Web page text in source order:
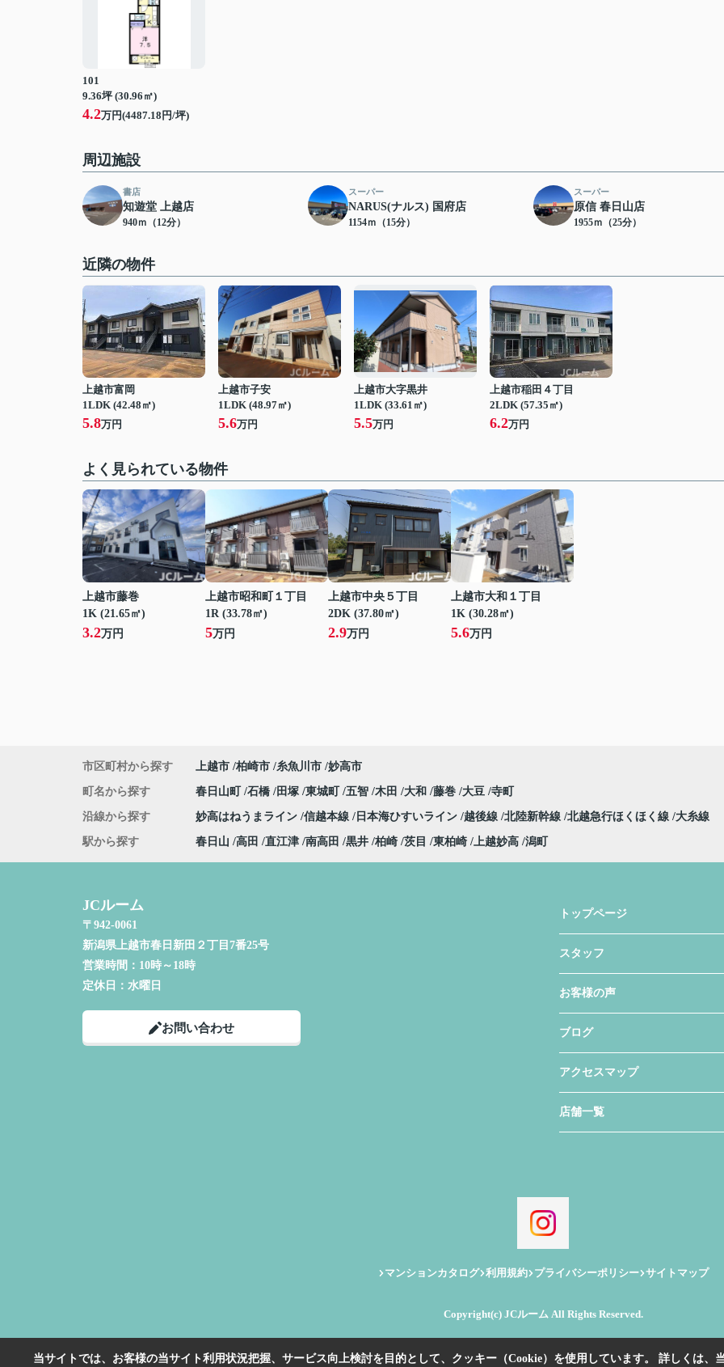
101
9.36坪 (30.96㎡)
4.2万円(4487.18円/坪)
周辺施設
書店
知遊堂 上越店
940ｍ（12分）
スーパー
NARUS(ナルス) 国府店
1154ｍ（15分）
スーパー
原信 春日山店
1955ｍ（25分）
近隣の物件
上越市富岡
1LDK (42.48㎡)
5.8万円
上越市子安
1LDK (48.97㎡)
5.6万円
上越市大字黒井
1LDK (33.61㎡)
5.5万円
上越市稲田４丁目
2LDK (57.35㎡)
6.2万円
よく見られている物件
上越市藤巻
1K (21.65㎡)
3.2万円
上越市昭和町１丁目
1R (33.78㎡)
5万円
上越市中央５丁目
2DK (37.80㎡)
2.9万円
上越市大和１丁目
1K (30.28㎡)
5.6万円
市区町村から探す 上越市 柏崎市 糸魚川市 妙高市
町名から探す 春日山町 石橋 田塚 東城町 五智 木田 大和 藤巻 大豆 寺町
沿線から探す 妙高はねうまライン 信越本線 日本海ひすいライン 越後線 北陸新幹線 北越急行ほくほく線 大糸線
駅から探す 春日山 高田 直江津 南高田 黒井 柏崎 茨目 東柏崎 上越妙高 潟町
JCルーム
〒942-0061
新潟県上越市春日新田２丁目7番25号
営業時間： 10時～18時
定休日： 水曜日
お問い合わせ
トップページ
スタッフ
お客様の声
ブログ
アクセスマップ
店舗一覧
マンションカタログ 利用規約 プライバシーポリシー サイトマップ
Copyright(c) JCルーム All Rights Reserved.
当サイトでは、お客様の当サイト利用状況把握、サービス向上検討を目的として、クッキー（Cookie）を使用しています。 詳しくは、